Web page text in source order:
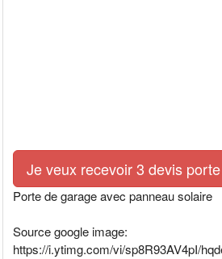
Je veux recevoir 3 devis
Porte de garage avec panneau solaire
Source google image:
https://i.ytimg.com/vi/sp8R93AV4pI/